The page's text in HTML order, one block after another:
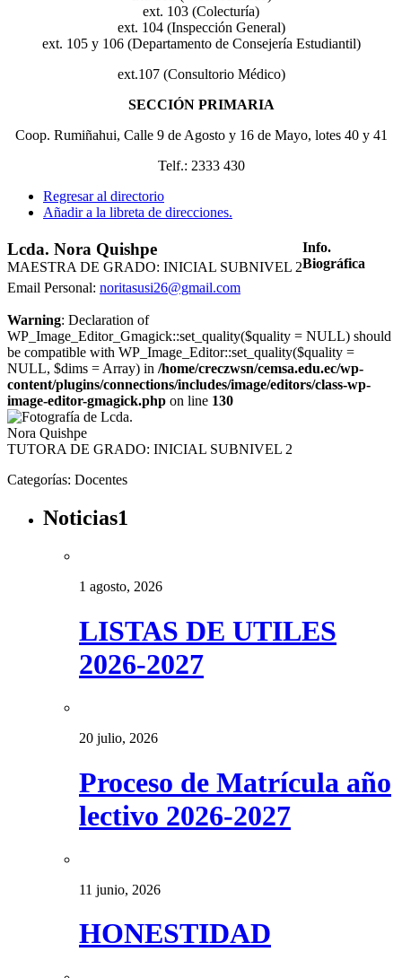
ext. 103 (Colecturía)
ext. 104 (Inspección General)
ext. 105 y 106 (Departamento de Consejería Estudiantil)
ext.107 (Consultorio Médico)
SECCIÓN PRIMARIA
Coop. Rumiñahui, Calle 9 de Agosto y 16 de Mayo, lotes 40 y 41
Telf.: 2333 430
Regresar al directorio
Añadir a la libreta de direcciones.
Lcda. Nora Quishpe
MAESTRA DE GRADO: INICIAL SUBNIVEL 2
Email Personal: noritasusi26@gmail.com
Warning: Declaration of
WP_Image_Editor_Gmagick::set_quality($quality = NULL) should
be compatible with WP_Image_Editor::set_quality($quality =
NULL, $dims = Array) in /home/creczwsn/cemsa.edu.ec/wp-
content/plugins/connections/includes/image/editors/class-wp-
image-editor-gmagick.php on line 130
Info.
Biográfica
TUTORA DE GRADO: INICIAL SUBNIVEL 2
Categorías: Docentes
Noticias1
1 agosto, 2026
LISTAS DE UTILES
2026-2027
20 julio, 2026
Proceso de Matrícula año
lectivo 2026-2027
11 junio, 2026
HONESTIDAD